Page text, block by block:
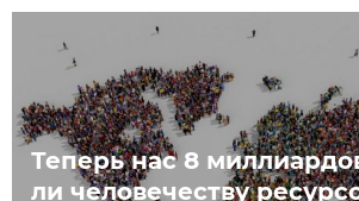
Теперь нас 8
ли человечеству